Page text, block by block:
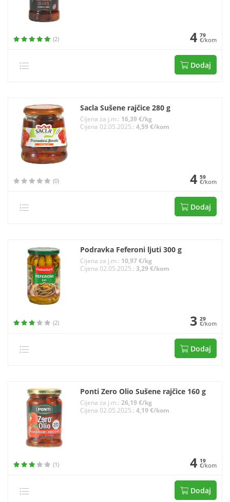
(2) 4 79
€/kom
Dodaj
Sacla Sušene rajčice 280 g
Cijena za j.m.: 16,39 €/kg
Cijena 02.05.2025.: 4,59 €/kom
(0) 4 59
€/kom
Dodaj
Podravka Feferoni ljuti 300 g
Cijena za j.m.: 10,97 €/kg
Cijena 02.05.2025.: 3,29 €/kom
(2) 3 29
€/kom
Dodaj
Ponti Zero Olio Sušene rajčice 160 g
Cijena za j.m.: 26,19 €/kg
Cijena 02.05.2025.: 4,19 €/kom
(1) 4 19
€/kom
Dodaj